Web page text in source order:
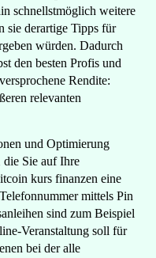
schnellstmöglich weitere
sie derartige Tipps für
würden. Dadurch
den besten Profis und
Rendite:
relevanten
und Optimierung
die Sie auf Ihre
kurs finanzen eine
mittels Pin
sind zum Beispiel
Veranstaltung soll für
bei der alle